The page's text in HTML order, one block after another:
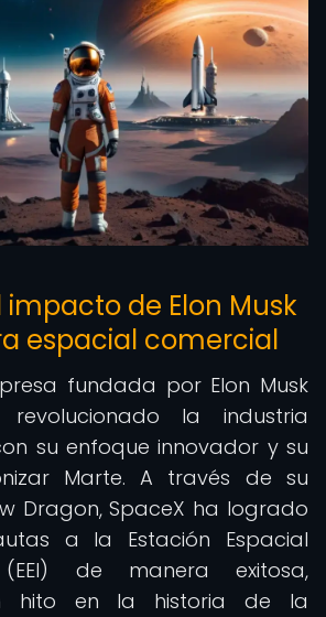
impacto de Elon Musk
espacial comercial
fundada por Elon Musk
la industria
su enfoque innovador y su
Marte. A través de su
Dragon, SpaceX ha logrado
a la Estación Espacial
(EEI) de manera exitosa,
hito en la historia de la